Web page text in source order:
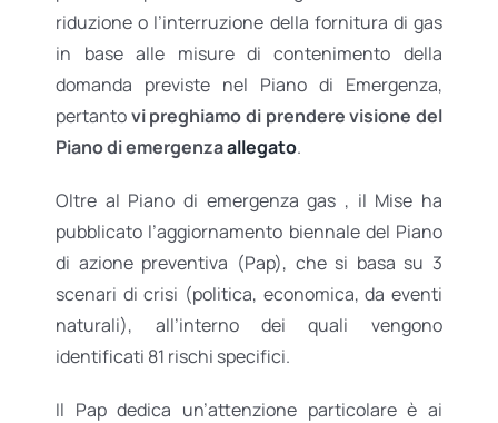
riduzione o l’interruzione della fornitura di gas
in base alle misure di contenimento della
domanda previste nel Piano di Emergenza,
pertantovi preghiamo di prendere visione del
Piano di emergenzaallegato.
Oltre al Piano di emergenza gas , il Mise ha
pubblicato l’aggiornamento biennale del Piano
di azione preventiva (Pap), che si basa su 3
scenari di crisi (politica, economica, da eventi
naturali), all’interno dei quali vengono
identificati 81 rischi specifici.
Il Pap dedica un’attenzione particolare è ai